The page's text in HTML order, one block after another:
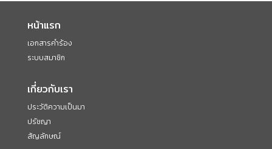
หน้าแรก
เอกสารคำร้อง
ระบบสมาชิก
เกี่ยวกับเรา
ประวัติความเป็นมา
ปรัชญา
สัญลักษณ์